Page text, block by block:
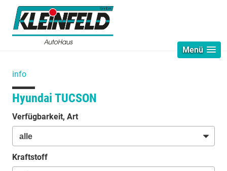
Menü
info
Hyundai TUCSON
Verfügbarkeit, Art
Kraftstoff